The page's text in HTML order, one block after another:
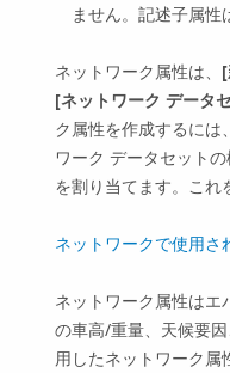
ません。記述子属性
ネットワーク属性は、
[ネットワーク データ
ク属性を作成するには
ワーク データセット
を割り当てます。これ
ネットワークで使用さ
ネットワーク属性はエ
の車高/重量、天候要
用したネットワーク